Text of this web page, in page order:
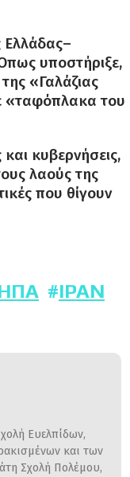
Ελλάδας–
υποστήριξε,
«Γαλάζιας
«ταφόπλακα του
και κυβερνήσεις,
λαούς της
που θίγουν
ΙΡΆΝ
Ευελπίδων,
και των
Σχολή Πολέμου,